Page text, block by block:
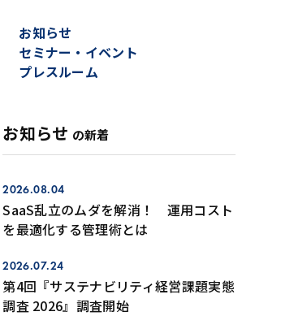
お知らせ
セミナー・イベント
プレスルーム
お知らせ の新着
2026.08.04
SaaS乱立のムダを解消！ 運用コスト
を最適化する管理術とは
2026.07.24
第4回『サステナビリティ経営課題実態
調査 2026』調査開始